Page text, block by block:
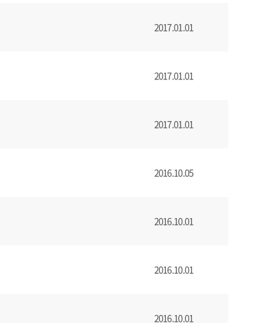
2017.01.01
2017.01.01
2017.01.01
2016.10.05
2016.10.01
2016.10.01
2016.10.01